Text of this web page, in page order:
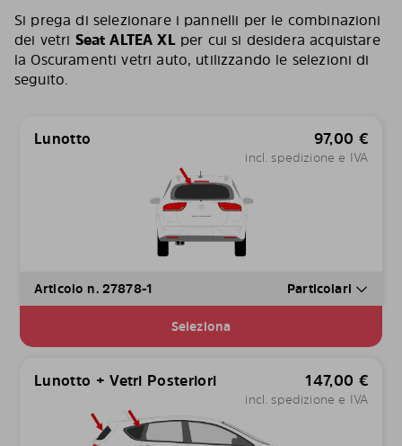
Si prega di selezionare i pannelli per le combinazioni
dei vetri Seat ALTEA XLper cui si desidera acquistare
la Oscuramenti vetri auto, utilizzando le selezioni di
seguito.
Lunotto 97,00 €
incl. spedizione e IVA
Articolo n. 27878-1 Particolari
Seleziona
Lunotto + Vetri Posteriori 147,00 €
incl. spedizione e IVA